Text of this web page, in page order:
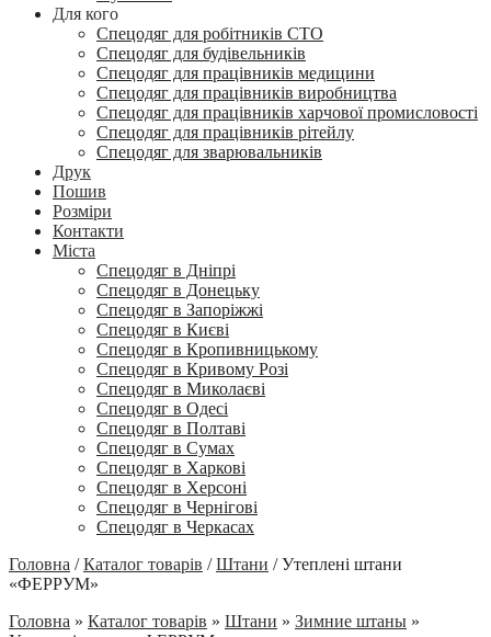
Для кого
Спецодяг для робітників СТО
Спецодяг для будівельників
Спецодяг для працівників медицини
Спецодяг для працівників виробництва
Спецодяг для працівників харчової промисловості
Спецодяг для працівників рітейлу
Спецодяг для зварювальників
Друк
Пошив
Розміри
Контакти
Міста
Спецодяг в Дніпрі
Спецодяг в Донецьку
Спецодяг в Запоріжжі
Спецодяг в Києві
Спецодяг в Кропивницькому
Спецодяг в Кривому Розі
Спецодяг в Миколаєві
Спецодяг в Одесі
Спецодяг в Полтаві
Спецодяг в Сумах
Спецодяг в Харкові
Спецодяг в Херсоні
Спецодяг в Чернігові
Спецодяг в Черкасах
Головна / Каталог товарів / Штани / Утеплені штани
«ФЕРРУМ»
Головна » Каталог товарів » Штани » Зимние штаны »